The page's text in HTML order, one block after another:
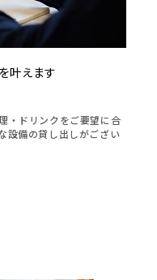
叶えます
・ドリンクをご要望に合
設備の貸し出しがござい